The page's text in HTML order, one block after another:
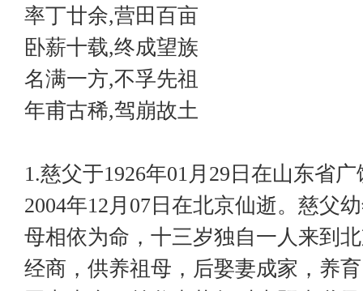
率丁廿余,营田百亩
卧薪十载,终成望族
名满一方,不孚先祖
年甫古稀,驾崩故土
1.慈父于1926年01月29日在山东省
2004年12月07日在北京仙逝。慈父
母相依为命，十三岁独自一人来到
经商，供养祖母，后娶妻成家，养